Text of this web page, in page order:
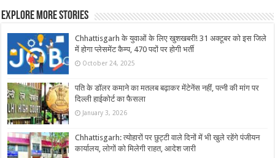
Explore More Stories
Chhattisgarh के युवाओं के लिए खुशखबरी! 31 अक्टूबर को इस जिले
में होगा प्लेसमेंट कैम्प, 470 पदों पर होगी भर्ती
October 24, 2025
पति के डॉलर कमाने का मतलब बढ़ाकर मेंटेनेंस नहीं, पत्नी की मांग पर
दिल्ली हाईकोर्ट का फैसला
January 3, 2026
Chhattisgarh: त्योहारों पर छुट्टी वाले दिनों में भी खुले रहेंगे पंजीयन
कार्यालय, लोगों को मिलेगी राहत, आदेश जारी